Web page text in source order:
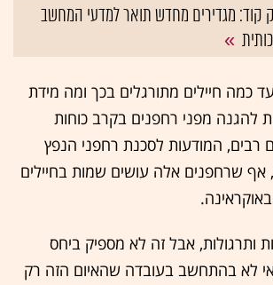
קוד: מגדירים מחדש תואר למדעי המחשב
כמה חיילים מתורגלים בכך ומה מידת
להגנה מפני רחפנים בקרב כוחות
רבים, המודעות לסכנת רחפני הנפץ
אף שרחפנים אלה עושים שמות בחיילים
באוקראינה.
ותרגולות, אבל זה לא מספיק ביחס
לא בהתחשב בעובדה שהאיום הזה רק